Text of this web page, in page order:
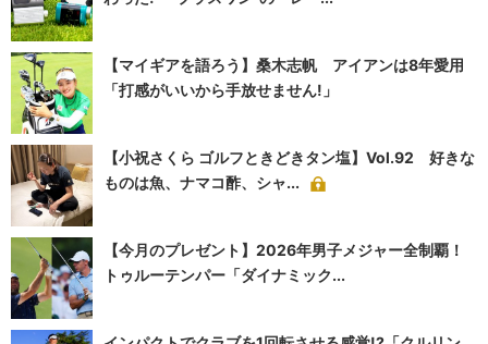
【マイギアを語ろう】桑木志帆 アイアンは8年愛用
「打感がいいから手放せません!」
【小祝さくら ゴルフときどきタン塩】Vol.92 好きな
ものは魚、ナマコ酢、シャ...
【今月のプレゼント】2026年男子メジャー全制覇！
トゥルーテンパー「ダイナミック...